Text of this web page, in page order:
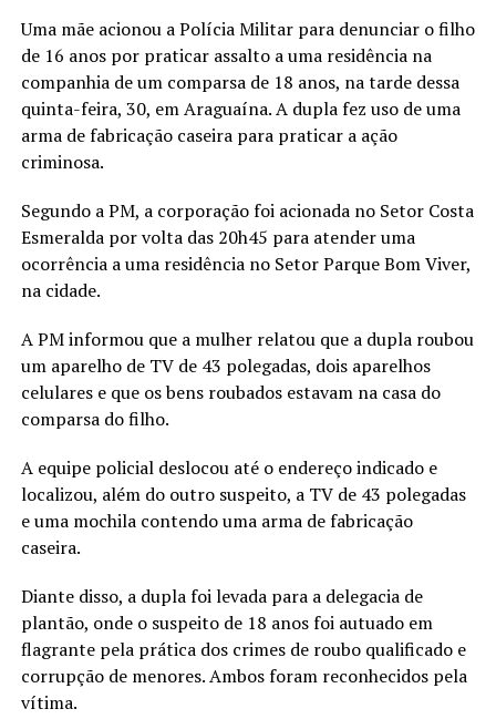
Uma mãe acionou a Polícia Militar para denunciar o filho
de 16 anos por praticar assalto a uma residência na
companhia de um comparsa de 18 anos, na tarde dessa
quinta-feira, 30, em Araguaína. A dupla fez uso de uma
arma de fabricação caseira para praticar a ação
criminosa.
Segundo a PM, a corporação foi acionada no Setor Costa
Esmeralda por volta das 20h45 para atender uma
ocorrência a uma residência no Setor Parque Bom Viver,
na cidade.
A PM informou que a mulher relatou que a dupla roubou
um aparelho de TV de 43 polegadas, dois aparelhos
celulares e que os bens roubados estavam na casa do
comparsa do filho.
A equipe policial deslocou até o endereço indicado e
localizou, além do outro suspeito, a TV de 43 polegadas
e uma mochila contendo uma arma de fabricação
caseira.
Diante disso, a dupla foi levada para a delegacia de
plantão, onde o suspeito de 18 anos foi autuado em
flagrante pela prática dos crimes de roubo qualificado e
corrupção de menores. Ambos foram reconhecidos pela
vítima.